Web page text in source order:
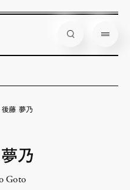
後藤 夢乃
乃
Goto